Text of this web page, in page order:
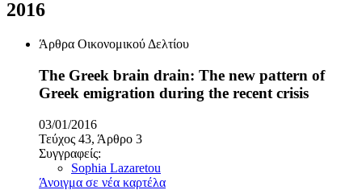
2016
Άρθρα Οικονομικού Δελτίου
The Greek brain drain: The new pattern of
Greek emigration during the recent crisis
03/01/2016
Τεύχος 43, Άρθρο 3
Συγγραφείς:
Sophia Lazaretou
Άνοιγμα σε νέα καρτέλα